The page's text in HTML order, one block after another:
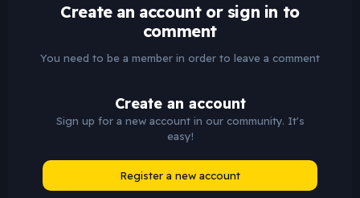
Create an account or sign in to
comment
You need to be a member in order to leave a comment
Create an account
Sign up for a new account in our community. It's
easy!
Register a new account